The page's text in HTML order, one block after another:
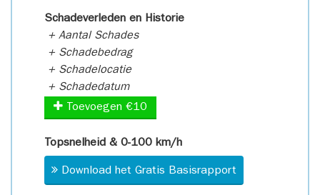
Schadeverleden en Historie
+ Aantal Schades
+ Schadebedrag
+ Schadelocatie
+ Schadedatum
Toevoegen €10
Topsnelheid & 0-100 km/h
Download het Gratis Basisrapport